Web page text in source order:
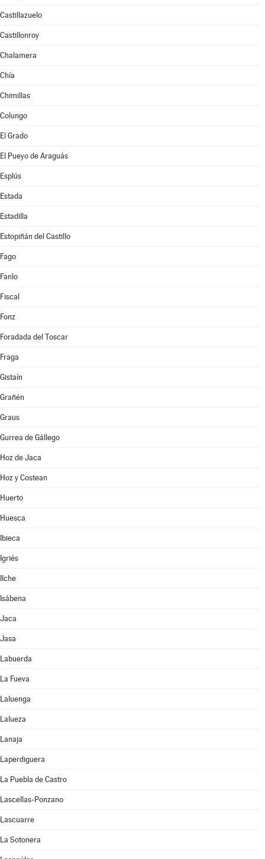
Castillazuelo
Castillonroy
Chalamera
Chía
Chimillas
Colungo
El Grado
El Pueyo de Araguás
Esplús
Estada
Estadilla
Estopiñán del Castillo
Fago
Fanlo
Fiscal
Fonz
Foradada del Toscar
Fraga
Gistaín
Grañén
Graus
Gurrea de Gállego
Hoz de Jaca
Hoz y Costean
Huerto
Huesca
Ibieca
Igriés
Ilche
Isábena
Jaca
Jasa
Labuerda
La Fueva
Laluenga
Lalueza
Lanaja
Laperdiguera
La Puebla de Castro
Lascellas-Ponzano
Lascuarre
La Sotonera